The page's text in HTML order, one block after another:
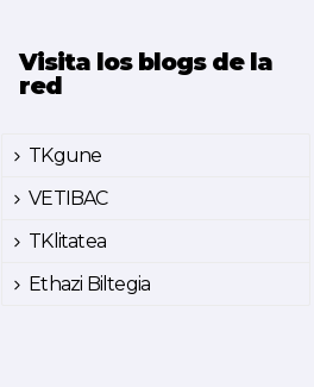
Visita los blogs de la
red
TKgune
VETIBAC
TKlitatea
Ethazi Biltegia